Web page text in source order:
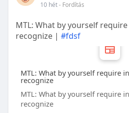
10 hét- Fordítás
MTL: What by yourself
recognize | #fdsf
MTL: What by yourself require
recognize
MTL: What by yourself require
recognize